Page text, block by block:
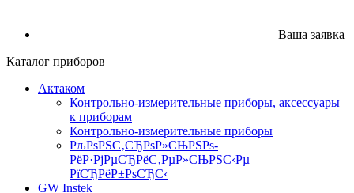
Ваша заявка
Каталог приборов
Актаком
Контрольно-измерительные приборы, аксессуары
к приборам
Контрольно-измерительные приборы
РљРѕРЅС‚СЂРѕР»СЊРЅРѕ-
РёР·РјРµСЂРёС‚РµР»СЊРЅС‹Рµ
РїСЂРёР±РѕСЂС‹
GW Instek